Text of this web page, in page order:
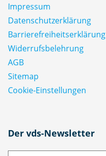
Impressum
Datenschutz­erklärung
Barrierefreiheitserklärung
Widerrufsbelehrung
AGB
Sitemap
Cookie-Einstellungen
Der vds-Newsletter
N